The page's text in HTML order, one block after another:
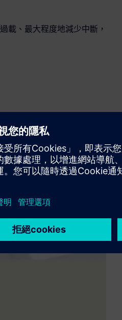
載、最大程度地減少中斷，